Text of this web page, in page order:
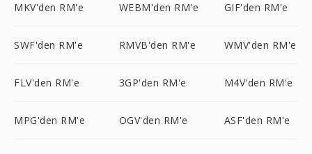
MKV'den RM'e WEBM'den RM'e GIF'den RM'e
SWF'den RM'e RMVB'den RM'e WMV'den RM'e
FLV'den RM'e 3GP'den RM'e M4V'den RM'e
MPG'den RM'e OGV'den RM'e ASF'den RM'e